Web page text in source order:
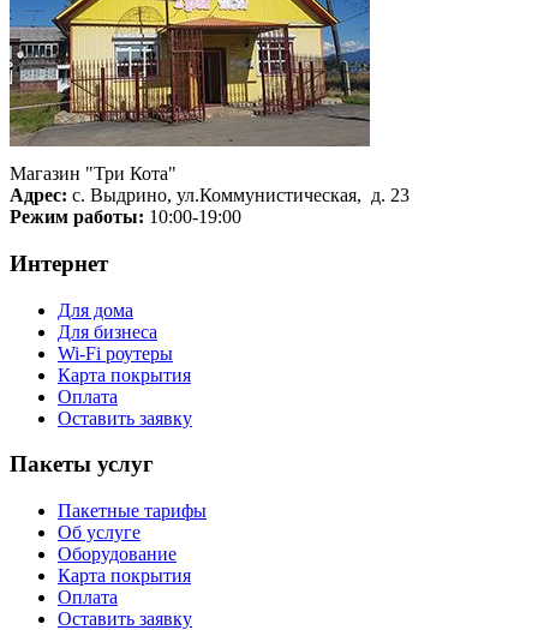
Магазин "Три Кота"
Адрес: с. Выдрино, ул.Коммунистическая, д. 23
Режим работы: 10:00-19:00
Интернет
Для дома
Для бизнеса
Wi-Fi роутеры
Карта покрытия
Оплата
Оставить заявку
Пакеты услуг
Пакетные тарифы
Об услуге
Оборудование
Карта покрытия
Оплата
Оставить заявку